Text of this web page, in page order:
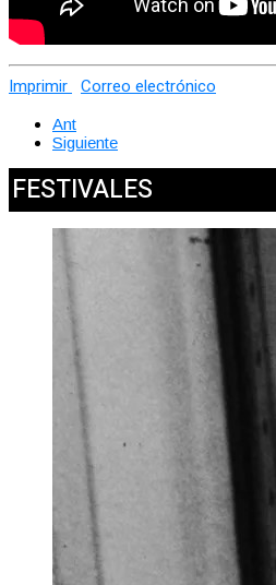
Imprimir Correo electrónico
Ant
Siguiente
FESTIVALES